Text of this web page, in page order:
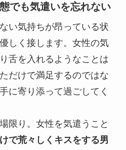
でも気遣いを忘れない
い気持ちが昂っている状
しく接します。女性の気
舌を入れるようなことは
だけで満足するのではな
に寄り添って過ごしてく
限り。女性を気遣うこと
で荒々しくキスをする男